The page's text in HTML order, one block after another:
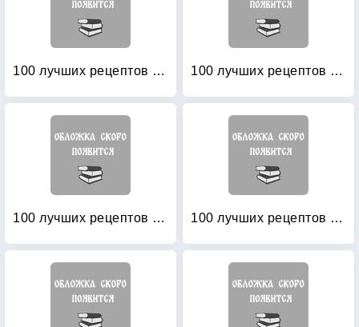
100 лучших рецептов бутербродов 100 лучших рецептов корейских салатов
100 лучших рецептов праздничных салатов 100 лучших рецептов салатов